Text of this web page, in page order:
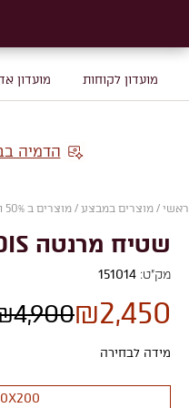
מועדון לקוחות מועדון
הדמיה
ראשי / מוצרים במבצע / מוצרים ב 50% הנחה
שטיח מרנטה ADDIS
מק"ט: 151014
4,900₪2,450
מידה לבחירה